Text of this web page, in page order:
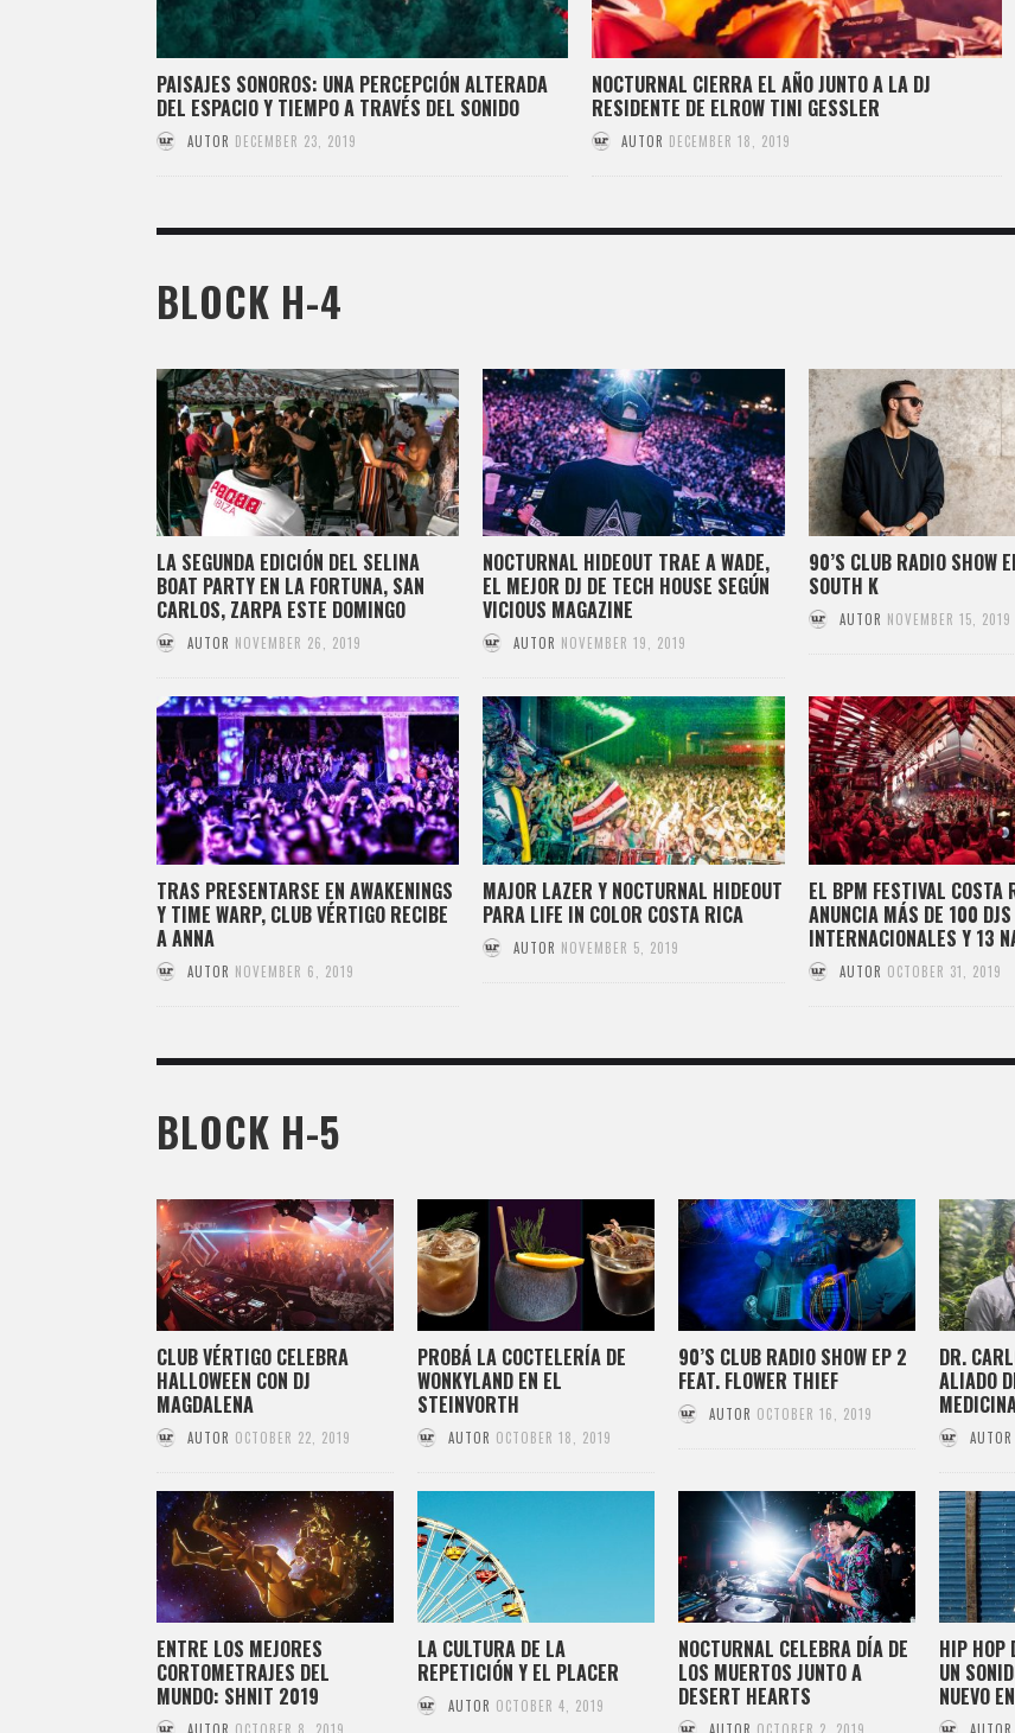
PAISAJES SONOROS: UNA PERCEPCIÓN ALTERADA
DEL ESPACIO Y TIEMPO A TRAVÉS DEL SONIDO
AUTOR DECEMBER 23, 2019
NOCTURNAL CIERRA EL AÑO JUNTO A LA DJ
RESIDENTE DE ELROW TINI GESSLER
AUTOR DECEMBER 18, 2019
BLOCK H-4
LA SEGUNDA EDICIÓN DEL SELINA
BOAT PARTY EN LA FORTUNA, SAN
CARLOS, ZARPA ESTE DOMINGO
AUTOR NOVEMBER 26, 2019
NOCTURNAL HIDEOUT TRAE A WADE,
EL MEJOR DJ DE TECH HOUSE SEGÚN
VICIOUS MAGAZINE
AUTOR NOVEMBER 19, 2019
90’S CLUB RADIO SHOW
SOUTH K
AUTOR NOVEMBER 15, 2019
TRAS PRESENTARSE EN AWAKENINGS
Y TIME WARP, CLUB VÉRTIGO RECIBE
A ANNA
AUTOR NOVEMBER 6, 2019
MAJOR LAZER Y NOCTURNAL HIDEOUT
PARA LIFE IN COLOR COSTA RICA
AUTOR NOVEMBER 5, 2019
EL BPM FESTIVAL COSTA
ANUNCIA MÁS DE 100 DJS
INTERNACIONALES Y 13
AUTOR OCTOBER 31, 2019
BLOCK H-5
CLUB VÉRTIGO CELEBRA
HALLOWEEN CON DJ
MAGDALENA
AUTOR OCTOBER 22, 2019
PROBÁ LA COCTELERÍA DE
WONKYLAND EN EL
STEINVORTH
AUTOR OCTOBER 18, 2019
90’S CLUB RADIO SHOW EP 2
FEAT. FLOWER THIEF
AUTOR OCTOBER 16, 2019
DR.
ALIADO
AUTOR
ENTRE LOS MEJORES
CORTOMETRAJES DEL
MUNDO: SHNIT 2019
AUTOR OCTOBER 8, 2019
LA CULTURA DE LA
REPETICIÓN Y EL PLACER
AUTOR OCTOBER 4, 2019
NOCTURNAL CELEBRA DÍA DE
LOS MUERTOS JUNTO A
DESERT HEARTS
AUTOR OCTOBER 2, 2019
HIP HOP
UN
NUEVO
AUTOR